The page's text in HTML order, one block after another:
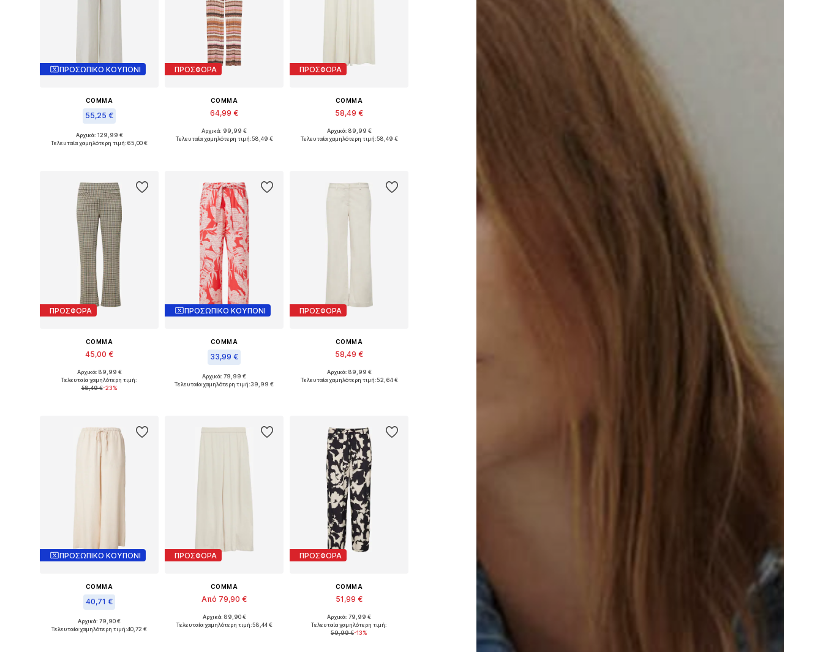
ΠΡΟΣΩΠΙΚΟ ΚΟΥΠΟΝΙ
COMMA
55,25 €
Διαθέσιμο σε πολλά μεγέθη
Αρχικά: 129,99 €
Τελευταία χαμηλότερη τιμή:65,00 €
ΠΡΟΣΦΟΡΑ
COMMA
64,99 €
Διαθέσιμο σε πολλά μεγέθη
Αρχικά: 99,99 €
Τελευταία χαμηλότερη τιμή:58,49 €
ΠΡΟΣΦΟΡΑ
COMMA
58,49 €
Αρχικά: 89,99 €
Τελευταία χαμηλότερη τιμή:58,49 €
ΠΡΟΣΦΟΡΑ
COMMA
45,00 €
Προσθήκη στο καλάθι
Αρχικά: 89,99 €
Τελευταία χαμηλότερη τιμή:
58,49 €-23%
ΠΡΟΣΩΠΙΚΟ ΚΟΥΠΟΝΙ
COMMA
33,99 €
Διαθέσιμο σε πολλά μεγέθη
Αρχικά: 79,99 €
Τελευταία χαμηλότερη τιμή:39,99 €
ΠΡΟΣΦΟΡΑ
COMMA
58,49 €
Αρχικά: 89,99 €
Τελευταία χαμηλότερη τιμή:52,64 €
ΠΡΟΣΩΠΙΚΟ ΚΟΥΠΟΝΙ
COMMA
40,71 €
Διαθέσιμα μεγέθη: 36, 38, 44, 46
Αρχικά: 79,90 €
Τελευταία χαμηλότερη τιμή:40,72 €
ΠΡΟΣΦΟΡΑ
COMMA
Από 79,90 €
Διαθέσιμο σε πολλά μεγέθη
Αρχικά: 89,90 €
Τελευταία χαμηλότερη τιμή:58,44 €
ΠΡΟΣΦΟΡΑ
COMMA
51,99 €
Προσθήκη στο καλάθι
Αρχικά: 79,99 €
Τελευταία χαμηλότερη τιμή:
59,99 €-13%